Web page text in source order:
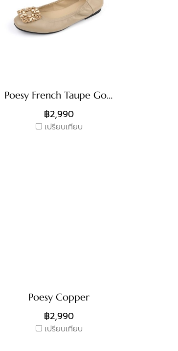
Poesy French Taupe Gold Buckle
฿2,990
เปรียบเทียบ
Poesy Copper
฿2,990
เปรียบเทียบ